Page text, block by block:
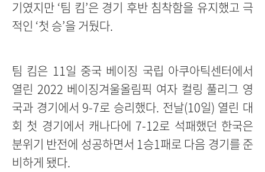
기였지만 ‘팀 킴’은 경기 후반 침착함을 유지했고 극
적인 ‘첫 승’을 거뒀다.
팀 킴은 11일 중국 베이징 국립 아쿠아틱센터에서
열린 2022 베이징겨울올림픽 여자 컬링 풀리그 영
국과 경기에서 9-7로 승리했다. 전날(10일) 열린 대
회 첫 경기에서 캐나다에 7-12로 석패했던 한국은
분위기 반전에 성공하면서 1승1패로 다음 경기를 준
비하게 됐다.